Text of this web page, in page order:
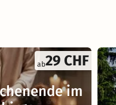
ab29 CHF
im